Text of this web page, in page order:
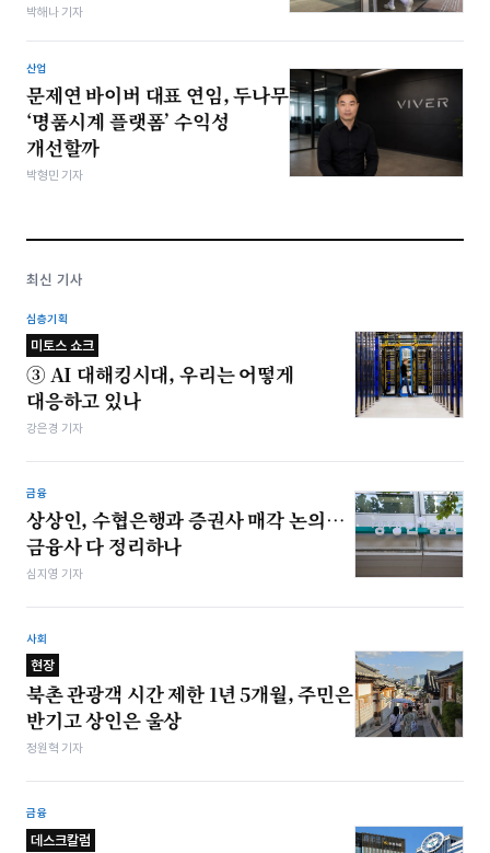
박해나 기자
산업
문제연 바이버 대표 연임, 두나무
‘명품시계 플랫폼’ 수익성
개선할까
박형민 기자
최신 기사
심층기획
미토스 쇼크
③ AI 대해킹시대, 우리는 어떻게
대응하고 있나
강은경 기자
금융
상상인, 수협은행과 증권사 매각 논의…
금융사 다 정리하나
심지영 기자
사회
현장
북촌 관광객 시간 제한 1년 5개월, 주민은
반기고 상인은 울상
정원혁 기자
금융
데스크칼럼